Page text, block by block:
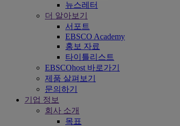
뉴스레터
더 알아보기
서포트
EBSCO Academy
홍보 자료
타이틀리스트
EBSCOhost 바로가기
제품 살펴보기
문의하기
기업 정보
회사 소개
목표